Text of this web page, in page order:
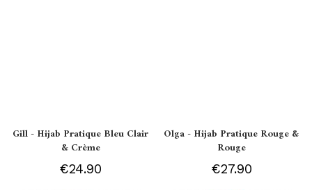
Gill - Hijab Pratique Bleu Clair
& Crème
€24.90
Olga - Hijab Pratique Rouge &
Rouge
€27.90